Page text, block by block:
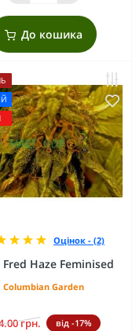
До кошика
Оцінок - (2)
Haze Feminised
Columbian Garden
грн. від -17%